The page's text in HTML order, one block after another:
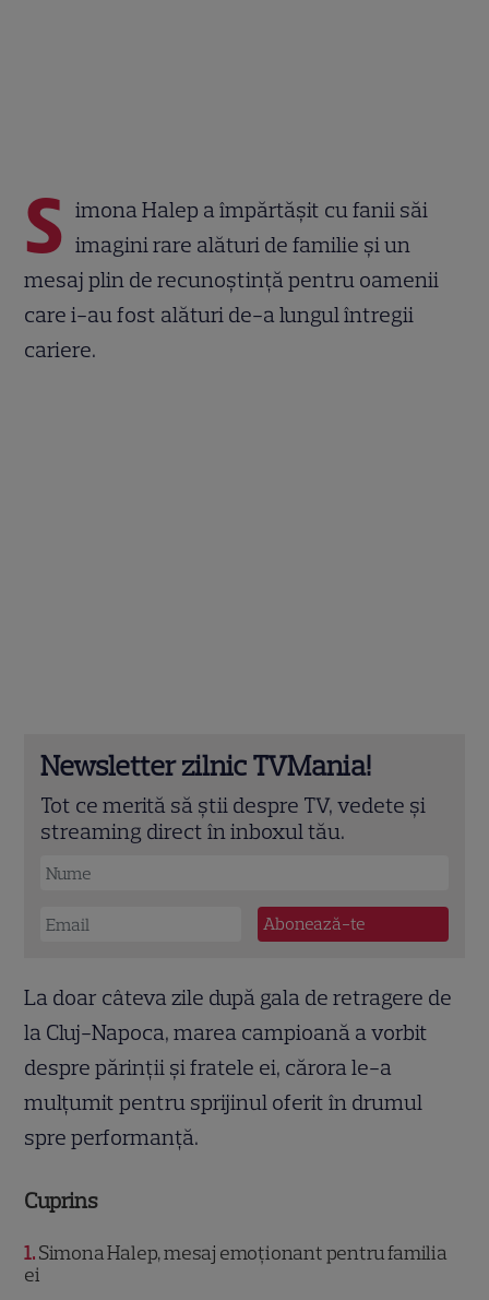
S imona Halep a împărtășit cu fanii săi
imagini rare alături de familie și un
mesaj plin de recunoștință pentru oamenii
care i-au fost alături de-a lungul întregii
cariere.
Newsletter zilnic TVMania!
Tot ce merită să știi despre TV, vedete și
streaming direct în inboxul tău.
La doar câteva zile după gala de retragere de
la Cluj-Napoca, marea campioană a vorbit
despre părinții și fratele ei, cărora le-a
mulțumit pentru sprijinul oferit în drumul
spre performanță.
Cuprins
1 Simona Halep, mesaj emoționant pentru familia
ei